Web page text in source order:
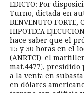
EDICTO: Por
Turno, dictada en
BENVENUTO FORTE,
HIPOTECA
hace saber que el
15 y 30 horas en el
(ANRTCI), el
mat.4477), presidido
a la venta en
en dólares